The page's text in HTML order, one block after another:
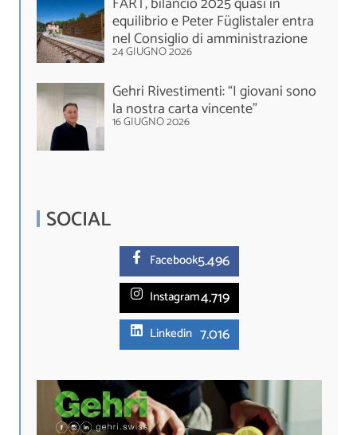
equilibrio e Peter Füglistaler entra
nel Consiglio di amministrazione
24 GIUGNO 2026
Gehri Rivestimenti: “I giovani sono
la nostra carta vincente”
16 GIUGNO 2026
SOCIAL
Facebook5.496
Instagram4.719
Linkedin 7.016